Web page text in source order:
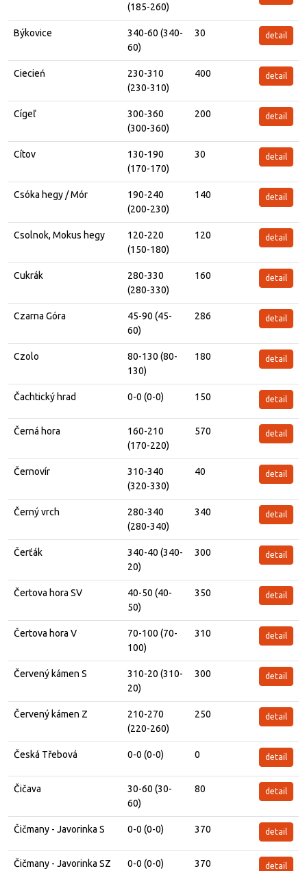
(185-260)
Býkovice
340-60 (340-
60)
30 detail
Ciecień
230-310
(230-310)
400 detail
Cígeľ
300-360
(300-360)
200 detail
Cítov
130-190
(170-170)
30 detail
Csóka hegy / Mór
190-240
(200-230)
140 detail
Csolnok, Mokus hegy
120-220
(150-180)
120 detail
Cukrák
280-330
(280-330)
160 detail
Czarna Góra
45-90 (45-
60)
286 detail
Czolo
80-130 (80-
130)
180 detail
Čachtický hrad 0-0 (0-0) 150 detail
Černá hora
160-210
(170-220)
570 detail
Černovír
310-340
(320-330)
40 detail
Černý vrch
280-340
(280-340)
340 detail
Čerťák
340-40 (340-
20)
300 detail
Čertova hora SV
40-50 (40-
50)
350 detail
Čertova hora V
70-100 (70-
100)
310 detail
Červený kámen S
310-20 (310-
20)
300 detail
Červený kámen Z
210-270
(220-260)
250 detail
Česká Třebová 0-0 (0-0) 0 detail
Čičava
30-60 (30-
60)
80 detail
Čičmany - Javorinka S 0-0 (0-0) 370 detail
Čičmany - Javorinka SZ 0-0 (0-0) 370 detail